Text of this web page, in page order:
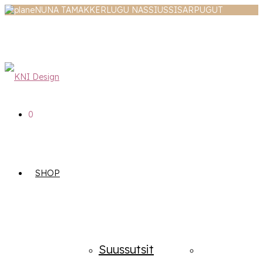
NUNA TAMAKKERLUGU NASSIUSSISARPUGUT
0
SHOP
Suussutsit